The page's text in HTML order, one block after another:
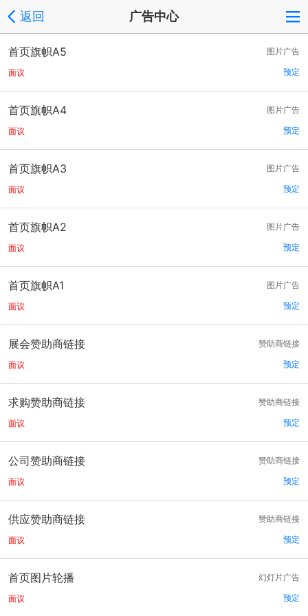
返回 广告中心
图片广告
首页旗帜A5
预定
面议
图片广告
首页旗帜A4
预定
面议
图片广告
首页旗帜A3
预定
面议
图片广告
首页旗帜A2
预定
面议
图片广告
首页旗帜A1
预定
面议
赞助商链接
展会赞助商链接
预定
面议
赞助商链接
求购赞助商链接
预定
面议
赞助商链接
公司赞助商链接
预定
面议
赞助商链接
供应赞助商链接
预定
面议
幻灯片广告
首页图片轮播
预定
面议